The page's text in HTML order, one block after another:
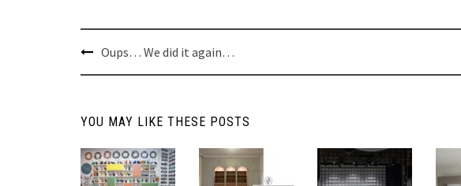
PostOups… We did it again…
YOU MAY LIKE THESE POSTS